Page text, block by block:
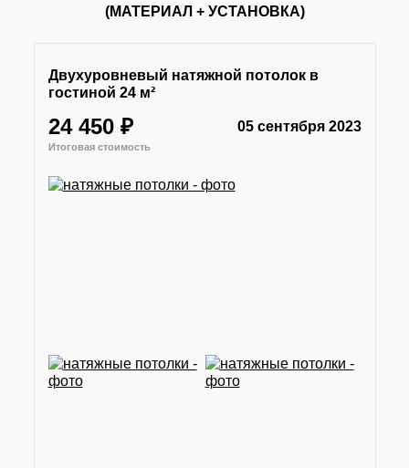
(МАТЕРИАЛ + УСТАНОВКА)
Двухуровневый натяжной потолок в
гостиной 24 м²
24 450 ₽ 05 сентября 2023